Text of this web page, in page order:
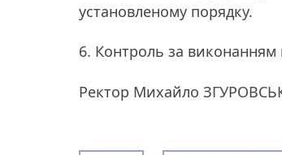
установленому порядку.
6. Контроль за
Ректор Михайло